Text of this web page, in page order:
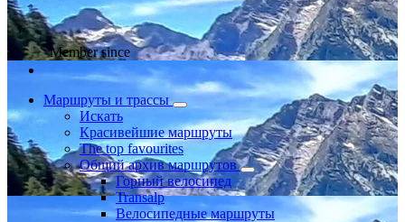
Member since
Маршруты и трассы
Искать
Красивейшие маршруты
The top favourites
Общий архив маршрутов
Горный велосипед
Transalp
Велосипедные маршруты